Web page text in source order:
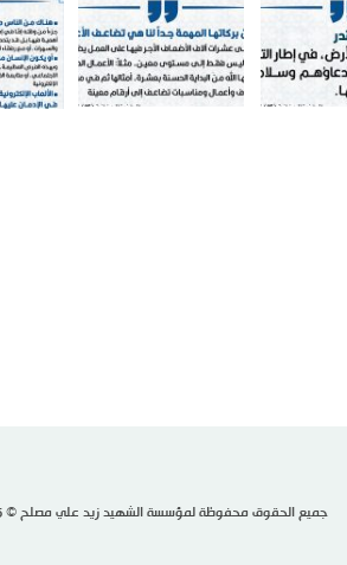
جميع الحقوق محفوظة لمؤسسة الشهيد زيد علي مصلح © 2025م